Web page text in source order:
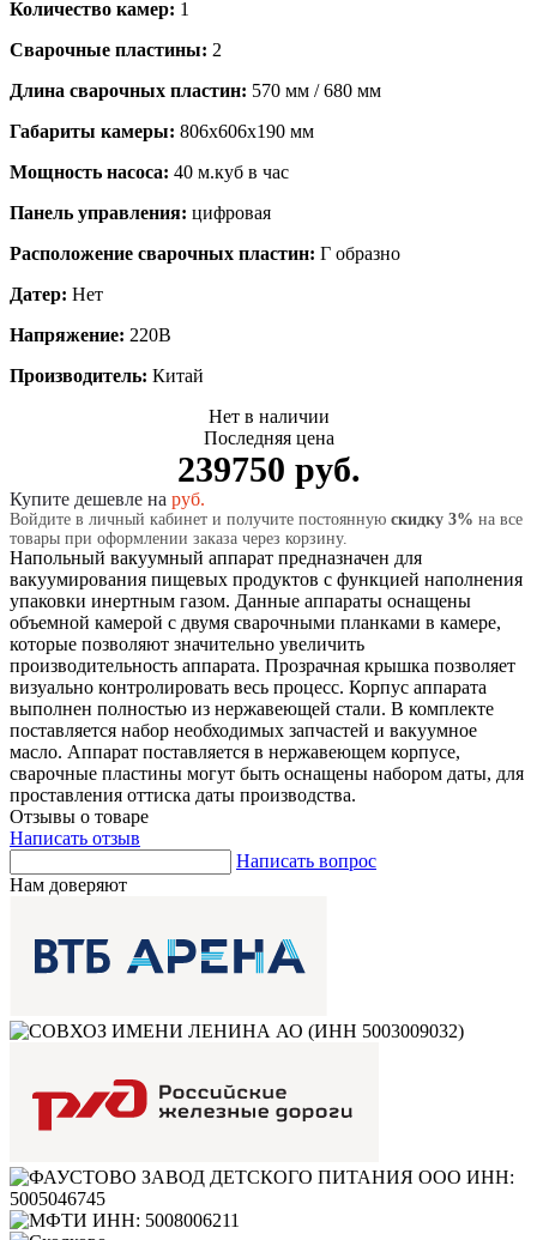
Количество камер: 1
Сварочные пластины: 2
Длина сварочных пластин: 570 мм / 680 мм
Габариты камеры: 806х606х190 мм
Мощность насоса: 40 м.куб в час
Панель управления: цифровая
Расположение сварочных пластин: Г образно
Датер: Нет
Напряжение: 220В
Производитель: Китай
Нет в наличии
Последняя цена
239750 руб.
Купите дешевле на руб.
Войдите в личный кабинет и получите постоянную скидку 3% на все
товары при оформлении заказа через корзину.
Напольный вакуумный аппарат предназначен для
вакуумирования пищевых продуктов c функцией наполнения
упаковки инертным газом. Данные аппараты оснащены
объемной камерой с двумя сварочными планками в камере,
которые позволяют значительно увеличить
производительность аппарата. Прозрачная крышка позволяет
визуально контролировать весь процесс. Корпус аппарата
выполнен полностью из нержавеющей стали. В комплекте
поставляется набор необходимых запчастей и вакуумное
масло. Аппарат поставляется в нержавеющем корпусе,
сварочные пластины могут быть оснащены набором даты, для
проставления оттиска даты производства.
Отзывы о товаре
Написать отзыв
Написать вопрос
Нам доверяют